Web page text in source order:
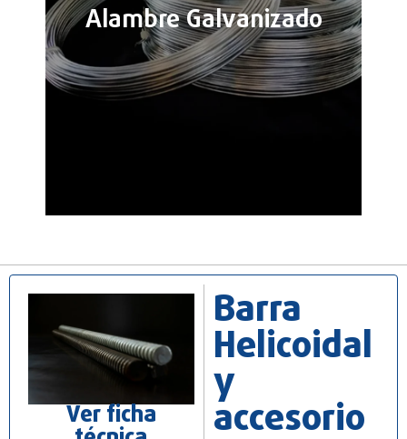
Alambre Galvanizado
Ver ficha
Barra
Helicoidal
y
accesorio